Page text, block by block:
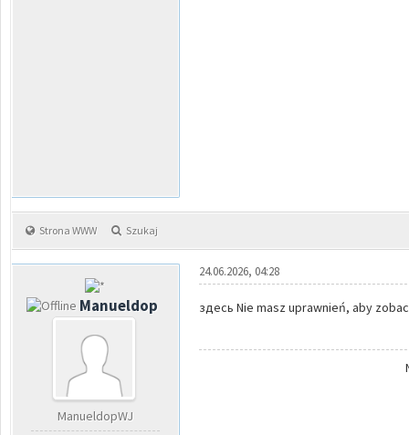
Strona WWW Szukaj
Manueldop
ManueldopWJ
24.06.2026, 04:28
здесь Nie masz uprawnień, aby